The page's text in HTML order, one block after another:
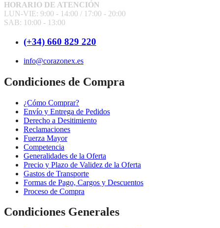
HORARIO DE ATENCIÓN
LUN-VIE: 9:00 - 14:00 / 17:00 - 20:00
SAB: 10:00 - 13:00
(+34) 660 829 220
info@corazonex.es
Condiciones de Compra
¿Cómo Comprar?
Envío y Entrega de Pedidos
Derecho a Desitimiento
Reclamaciones
Fuerza Mayor
Competencia
Generalidades de la Oferta
Precio y Plazo de Validez de la Oferta
Gastos de Transporte
Formas de Pago, Cargos y Descuentos
Proceso de Compra
Condiciones Generales